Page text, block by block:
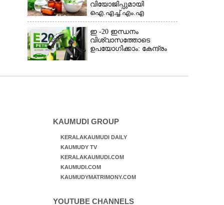
വിയോജിപ്പുമായി
ഐ.എച്ച്.എം.എ
ഇ -20 ഇന്ധനം
വിശ്വാസത്തോടെ
ഉപയോഗിക്കാം: കേന്ദ്രം
KAUMUDI GROUP
KERALAKAUMUDI DAILY
KAUMUDY TV
KERALAKAUMUDI.COM
KAUMUDI.COM
KAUMUDYMATRIMONY.COM
YOUTUBE CHANNELS